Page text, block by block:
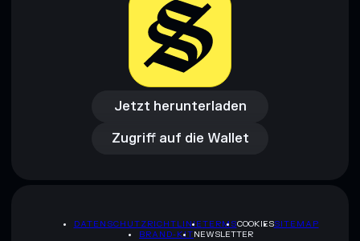
Jetzt herunterladen
Jetzt herunterladen
Zugriff auf die Wallet
Zugriff auf die Wallet
DATENSCHUTZRICHTLINIETERMSCOOKIESSITEMAP
BRAND-KITNEWSLETTER